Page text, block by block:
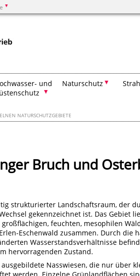
und
Naturschutz
NATURSCHUTZGEBIETE
Bruch und
strukturierter Landschaftsraum, der
gekennzeichnet ist. Das Gebiet
feuchten, mesophilen
Eschenwald zusammen. Durch die
Wasserstandsverhältnisse
hervorragenden Zustand.
Nasswiesen, die nur über